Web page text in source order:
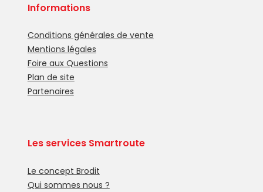
Informations
Conditions générales de vente
Mentions légales
Foire aux Questions
Plan de site
Partenaires
Les services Smartroute
Le concept Brodit
Qui sommes nous ?